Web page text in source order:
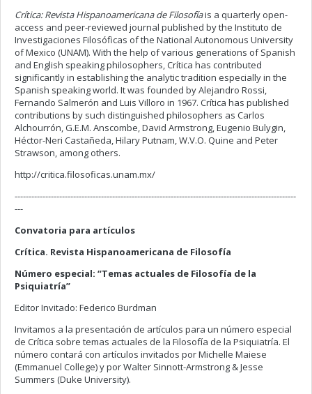
Crítica: Revista Hispanoamericana de Filosofíais a quarterly open-
access and peer-reviewed journal published by the Instituto de
Investigaciones Filosóficas of the National Autonomous University
of Mexico (UNAM). With the help of various generations of Spanish
and English speaking philosophers, Crítica has contributed
significantly in establishing the analytic tradition especially in the
Spanish speaking world. It was founded by Alejandro Rossi,
Fernando Salmerón and Luis Villoro in 1967. Crítica has published
contributions by such distinguished philosophers as Carlos
Alchourrón, G.E.M. Anscombe, David Armstrong, Eugenio Bulygin,
Héctor-Neri Castañeda, Hilary Putnam, W.V.O. Quine and Peter
Strawson, among others.
http://critica.filosoficas.unam.mx/
-----------------------------------------------------------------------------------------------------
---
Convatoria para artículos
Crítica. Revista Hispanoamericana de Filosofía
Número especial: “Temas actuales de Filosofía de la
Psiquiatría”
Editor Invitado: Federico Burdman
Invitamos a la presentación de artículos para un número especial
de Crítica sobre temas actuales de la Filosofía de la Psiquiatría. El
número contará con artículos invitados por Michelle Maiese
(Emmanuel College) y por Walter Sinnott-Armstrong & Jesse
Summers (Duke University).